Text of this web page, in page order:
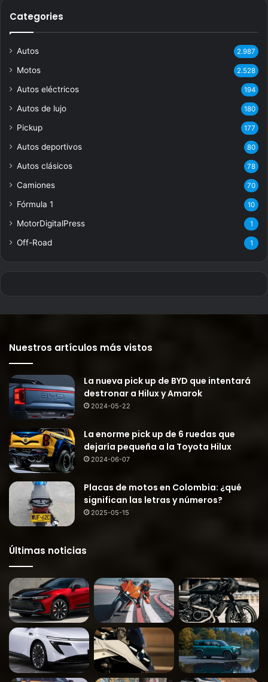
Categories
Autos 2.987
Motos 2.528
Autos eléctricos 194
Autos de lujo 180
Pickup 177
Autos deportivos 80
Autos clásicos 78
Camiones 70
Fórmula 1 10
MotorDigitalPress 1
Off-Road 1
Nuestros artículos más vistos
La nueva pick up de BYD que intentará
destronar a Hilux y Amarok
2024-05-22
La enorme pick up de 6 ruedas que
dejaría pequeña a la Toyota Hilux
2024-06-07
Placas de motos en Colombia: ¿qué
significan las letras y números?
2025-05-15
Últimas noticias